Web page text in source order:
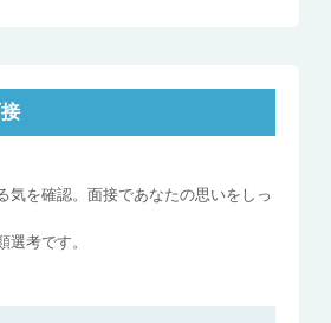
気を確認。面接であなたの思いをしっ
選考です。